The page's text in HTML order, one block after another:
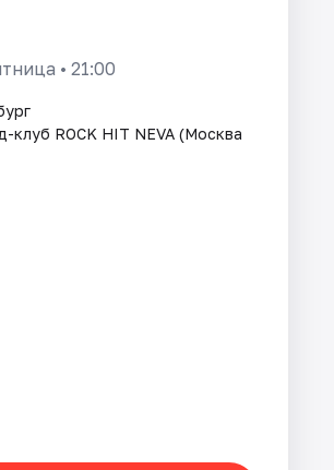
• 21:00
клуб ROCK HIT NEVA (Москва